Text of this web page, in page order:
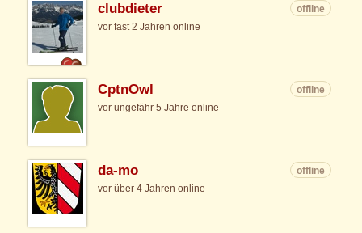
clubdieter
offline
vor fast 2 Jahren online
CptnOwl
offline
vor ungefähr 5 Jahre online
da-mo
offline
vor über 4 Jahren online